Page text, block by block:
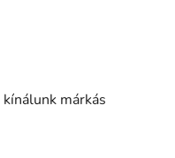
márkás